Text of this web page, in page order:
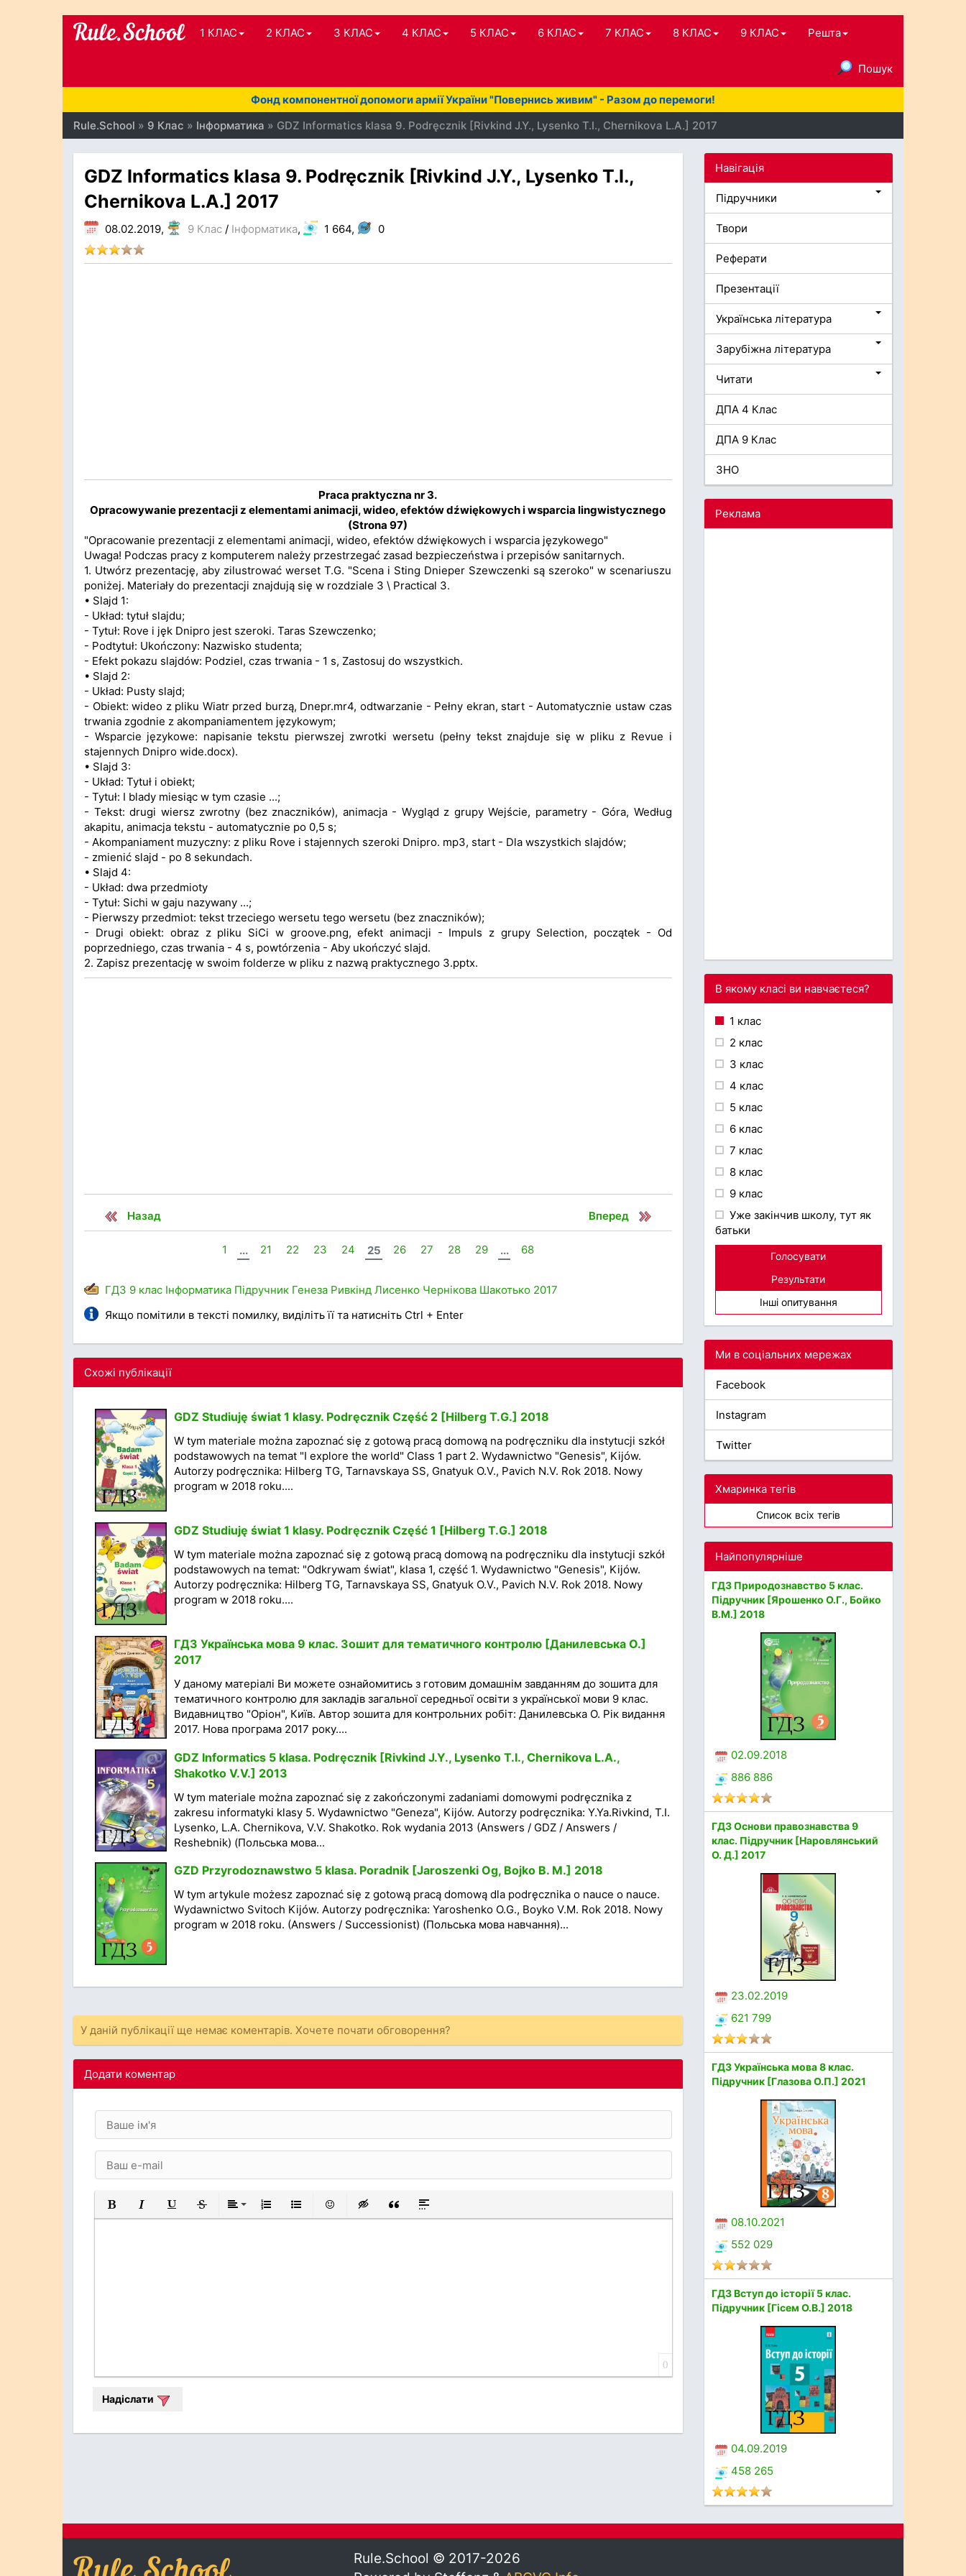
1 КЛАС 2 КЛАС 3 КЛАС 4 КЛАС 5 КЛАС 6 КЛАС 7 КЛАС 8 КЛАС 9 КЛАС Решта
Пошук
Фонд компонентної допомоги армії України "Повернись живим" - Разом до перемоги!
Rule.School » 9 Клас » Інформатика » GDZ Informatics klasa 9. Podręcznik [Rivkind J.Y., Lysenko T.I., Chernikova L.A.] 2017
GDZ Informatics klasa 9. Podręcznik [Rivkind J.Y., Lysenko T.I.,
Chernikova L.A.] 2017
08.02.2019, 9 Клас / Інформатика, 1 664, 0
Praca praktyczna nr 3.
Opracowywanie prezentacji z elementami animacji, wideo, efektów dźwiękowych i wsparcia lingwistycznego
(Strona 97)
"Opracowanie prezentacji z elementami animacji, wideo, efektów dźwiękowych i wsparcia językowego"
Uwaga! Podczas pracy z komputerem należy przestrzegać zasad bezpieczeństwa i przepisów sanitarnych.
1. Utwórz prezentację, aby zilustrować werset T.G. "Scena i Sting Dnieper Szewczenki są szeroko" w scenariuszu
poniżej. Materiały do prezentacji znajdują się w rozdziale 3 \ Practical 3.
• Slajd 1:
- Układ: tytuł slajdu;
- Tytuł: Rove i jęk Dnipro jest szeroki. Taras Szewczenko;
- Podtytuł: Ukończony: Nazwisko studenta;
- Efekt pokazu slajdów: Podziel, czas trwania - 1 s, Zastosuj do wszystkich.
• Slajd 2:
- Układ: Pusty slajd;
- Obiekt: wideo z pliku Wiatr przed burzą, Dnepr.mr4, odtwarzanie - Pełny ekran, start - Automatycznie ustaw czas
trwania zgodnie z akompaniamentem językowym;
- Wsparcie językowe: napisanie tekstu pierwszej zwrotki wersetu (pełny tekst znajduje się w pliku z Revue i
stajennych Dnipro wide.docx).
• Slajd 3:
- Układ: Tytuł i obiekt;
- Tytuł: I blady miesiąc w tym czasie ...;
- Tekst: drugi wiersz zwrotny (bez znaczników), animacja - Wygląd z grupy Wejście, parametry - Góra, Według
akapitu, animacja tekstu - automatycznie po 0,5 s;
- Akompaniament muzyczny: z pliku Rove i stajennych szeroki Dnipro. mp3, start - Dla wszystkich slajdów;
- zmienić slajd - po 8 sekundach.
• Slajd 4:
- Układ: dwa przedmioty
- Tytuł: Sichi w gaju nazywany ...;
- Pierwszy przedmiot: tekst trzeciego wersetu tego wersetu (bez znaczników);
- Drugi obiekt: obraz z pliku SiCi w groove.png, efekt animacji - Impuls z grupy Selection, początek - Od
poprzedniego, czas trwania - 4 s, powtórzenia - Aby ukończyć slajd.
2. Zapisz prezentację w swoim folderze w pliku z nazwą praktycznego 3.pptx.
Назад Вперед
1 ... 21 22 23 24 25 26 27 28 29 ... 68
ГДЗ 9 клас Інформатика Підручник Генеза Ривкінд Лисенко Чернікова Шакотько 2017
Якщо помітили в тексті помилку, виділіть її та натисніть Ctrl + Enter
Схожі публікації
GDZ Studiuję świat 1 klasy. Podręcznik Część 2 [Hilberg T.G.] 2018
W tym materiale można zapoznać się z gotową pracą domową na podręczniku dla instytucji szkół
podstawowych na temat "I explore the world" Class 1 part 2. Wydawnictwo "Genesis", Kijów.
Autorzy podręcznika: Hilberg TG, Tarnavskaya SS, Gnatyuk O.V., Pavich N.V. Rok 2018. Nowy
program w 2018 roku....
GDZ Studiuję świat 1 klasy. Podręcznik Część 1 [Hilberg T.G.] 2018
W tym materiale można zapoznać się z gotową pracą domową na podręczniku dla instytucji szkół
podstawowych na temat: "Odkrywam świat", klasa 1, część 1. Wydawnictwo "Genesis", Kijów.
Autorzy podręcznika: Hilberg TG, Tarnavskaya SS, Gnatyuk O.V., Pavich N.V. Rok 2018. Nowy
program w 2018 roku....
ГДЗ Українська мова 9 клас. Зошит для тематичного контролю [Данилевська О.]
2017
У даному матеріалі Ви можете ознайомитись з готовим домашнім завданням до зошита для
тематичного контролю для закладів загальної середньої освіти з української мови 9 клас.
Видавництво "Оріон", Київ. Автор зошита для контрольних робіт: Данилевська О. Рік видання
2017. Нова програма 2017 року....
GDZ Informatics 5 klasa. Podręcznik [Rivkind J.Y., Lysenko T.I., Chernikova L.A.,
Shakotko V.V.] 2013
W tym materiale można zapoznać się z zakończonymi zadaniami domowymi podręcznika z
zakresu informatyki klasy 5. Wydawnictwo "Geneza", Kijów. Autorzy podręcznika: Y.Ya.Rivkind, T.I.
Lysenko, L.A. Chernikova, V.V. Shakotko. Rok wydania 2013 (Answers / GDZ / Answers /
Reshebnik) (Польська мова...
GZD Przyrodoznawstwo 5 klasa. Poradnik [Jaroszenki Og, Bojko B. M.] 2018
W tym artykule możesz zapoznać się z gotową pracą domową dla podręcznika o nauce o nauce.
Wydawnictwo Svitoch Kijów. Autorzy podręcznika: Yaroshenko O.G., Boyko V.M. Rok 2018. Nowy
program w 2018 roku. (Answers / Successionist) (Польська мова навчання)...
У даній публікації ще немає коментарів. Хочете почати обговорення?
Додати коментар
ЖирнийКурсивПідкреслений
ЗакресленийВирівнювання
Нумерований список
Маркований список
смайлиInsert hidden text
Insert QuoteInsert spoiler
0
Надіслати
Навігація
Підручники
Твори
Реферати
Презентації
Українська література
Зарубіжна література
Читати
ДПА 4 Клас
ДПА 9 Клас
ЗНО
Реклама
В якому класі ви навчаєтеся?
1 клас
2 клас
3 клас
4 клас
5 клас
6 клас
7 клас
8 клас
9 клас
Уже закінчив школу, тут як
батьки
Голосувати
Результати
Інші опитування
Ми в соціальних мережах
Facebook
Instagram
Twitter
Хмаринка тегів
Список всіх тегів
Найпопулярніше
ГДЗ Природознавство 5 клас.
Підручник [Ярошенко О.Г., Бойко
В.М.] 2018
02.09.2018
886 886
ГДЗ Основи правознавства 9
клас. Підручник [Наровлянський
О. Д.] 2017
23.02.2019
621 799
ГДЗ Українська мова 8 клас.
Підручник [Глазова О.П.] 2021
08.10.2021
552 029
ГДЗ Вступ до історії 5 клас.
Підручник [Гісем О.В.] 2018
04.09.2019
458 265
Rule.School © 2017-2026